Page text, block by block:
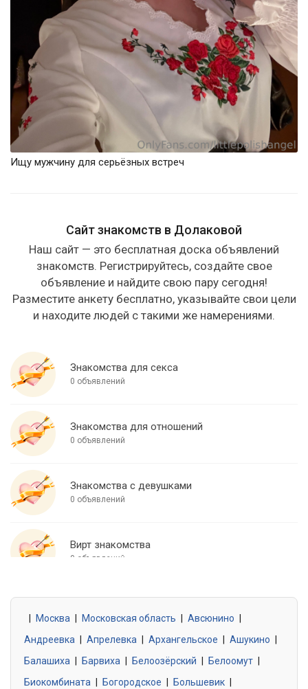
Ищу мужчину для серьёзных встреч
Сайт знакомств в Долаковой
Наш сайт — это бесплатная доска объявлений
знакомств. Регистрируйтесь, создайте свое
объявление и найдите свою пару сегодня!
Разместите анкету бесплатно, указывайте свои цели
и находите людей с такими же намерениями.
Знакомства для секса
0 объявлений
Знакомства для отношений
0 объявлений
Знакомства с девушками
0 объявлений
Вирт знакомства
0 объявлений
0 объявлений
Знакомства без обязательств
0 объявлений
Москва Московская область Авсюнино
Андреевка
Апрелевка Архангельское Ашукино
Балашиха
Барвиха Белоозёрский Белоомут
Биокомбината
Богородское Большевик